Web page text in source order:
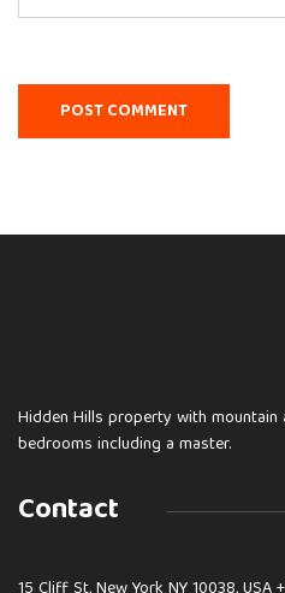
Hidden Hills property with
bedrooms including a master.
Contact